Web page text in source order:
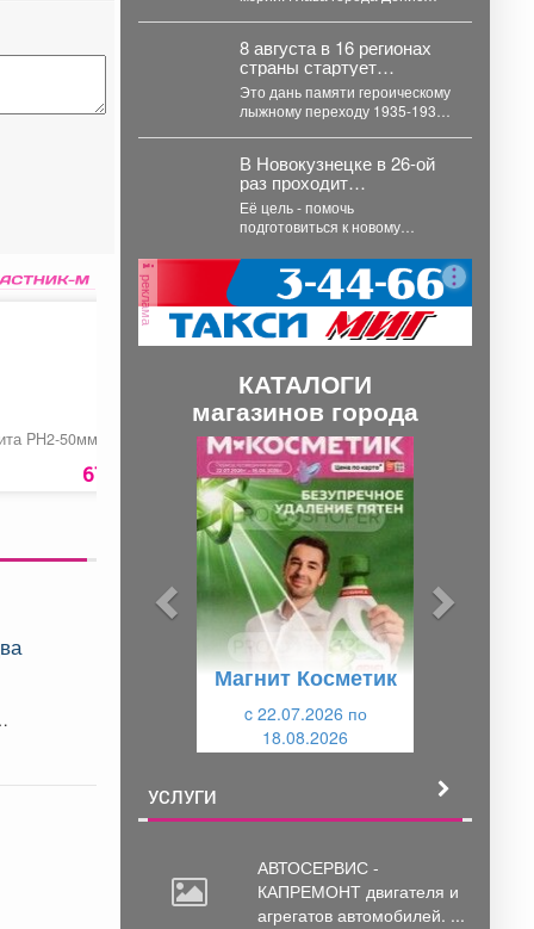
PH2-50мм МИГ
67 руб.
Газовая тепловая
пушка «Denzel GHG-
30» 10490 руб.
IP видеокaмepa RVI
8 августа в 16 регионах
страны стартует
Всероссийская акция
«Шахтерское братство.
Сильные духом».
Это дань памяти героическому
лыжному переходу 1935-1936
В Новокузнецке в 26-ой
раз проходит
губернаторская акция
«Первое сентября
каждому школьнику».
Её цель - помочь
подготовиться к новому
съемочная группа сегодня
посетила социальную...
реклама
КАТАЛОГИ
магазинов города
Магнит Косметик
c 22.07.2026 по
18.08.2026
УСЛУГИ
АВТОСЕРВИС -
КАПРЕМОНТ двигателя и
агрегатов автомобилей. ...